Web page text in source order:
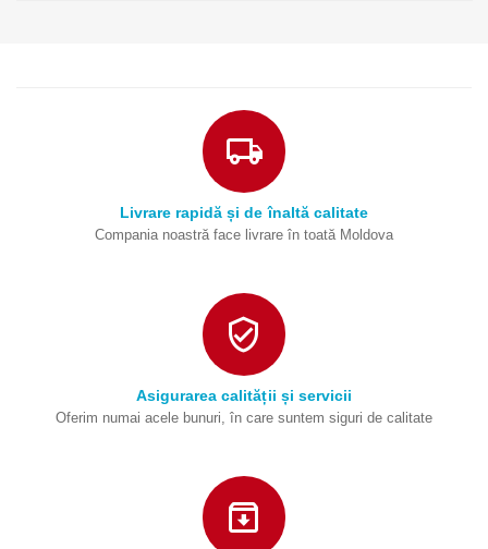
Livrare rapidă și de înaltă calitate
Compania noastră face livrare în toată Moldova
Asigurarea calității și servicii
Oferim numai acele bunuri, în care suntem siguri de calitate